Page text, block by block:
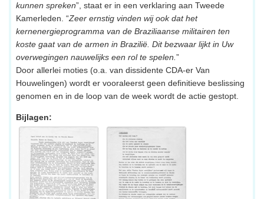
kunnen spreken”, staat er in een verklaring aan Tweede
Kamerleden. “Zeer ernstig vinden wij ook dat het
kernenergieprogramma van de Braziliaanse militairen ten
koste gaat van de armen in Brazilië. Dit bezwaar lijkt in Uw
overwegingen nauwelijks een rol te spelen.”
Door allerlei moties (o.a. van dissidente CDA-er Van
Houwelingen) wordt er vooraleerst geen definitieve beslissing
genomen en in de loop van de week wordt de actie gestopt.
Bijlagen: